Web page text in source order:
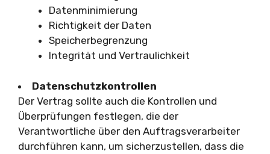
Datenminimierung
Richtigkeit der Daten
Speicherbegrenzung
Integrität und Vertraulichkeit
Datenschutzkontrollen
Der Vertrag sollte auch die Kontrollen und
Überprüfungen festlegen, die der
Verantwortliche über den Auftragsverarbeiter
durchführen kann, um sicherzustellen, dass die